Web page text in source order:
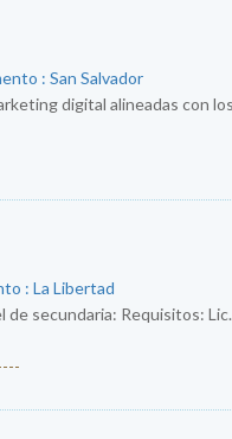
: San Salvador
digital alineadas con
: La Libertad
secundaria: Requisitos: